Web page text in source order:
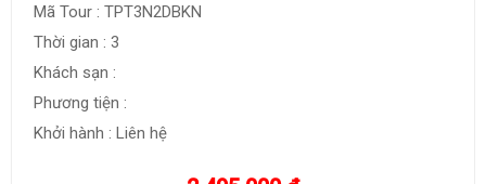
Mã Tour : TPT3N2DBKN
Thời gian : 3
Khách sạn :
Phương tiện :
Khởi hành : Liên hệ